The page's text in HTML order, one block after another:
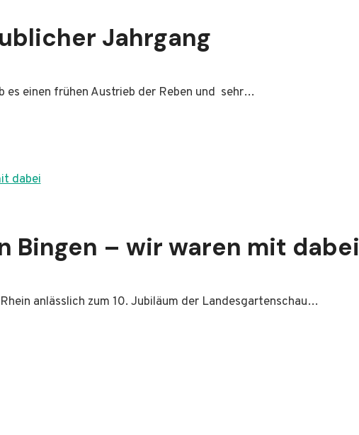
Jahrgang
es einen frühen Austrieb der Reben und sehr…
Bingen – wir waren mit dabei
anlässlich zum 10. Jubiläum der Landesgartenschau…